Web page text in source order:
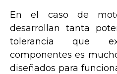
En el caso de
desarrollan tanta
tolerancia que
componentes es
diseñados para